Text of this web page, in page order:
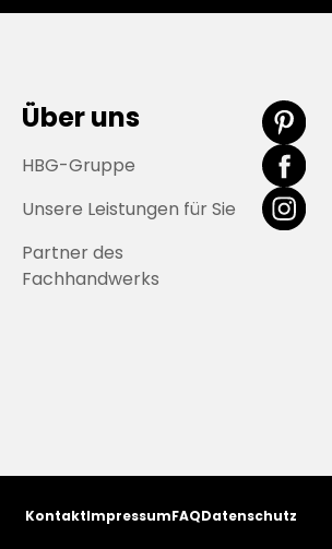
Über uns
HBG-Gruppe
Unsere Leistungen für Sie
Partner des
Fachhandwerks
KontaktImpressumFAQDatenschutz